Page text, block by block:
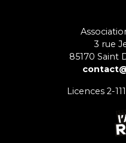
3 rue
85170 Saint
Licences 2-